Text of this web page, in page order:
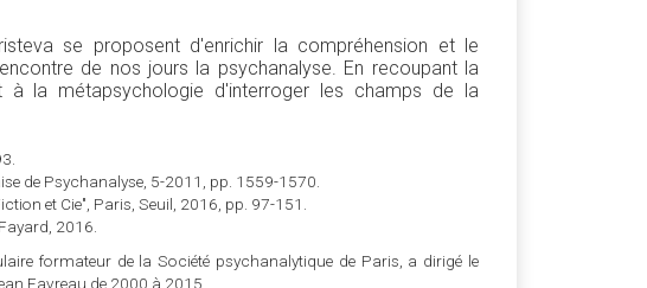
se proposent d'enrichir la compréhension et le
de nos jours la psychanalyse. En recoupant la
à la métapsychologie d'interroger les champs de la
de Psychanalyse, 5-2011, pp. 1559-1570.
et Cie", Paris, Seuil, 2016, pp. 97-151.
2016.
formateur de la Société psychanalytique de Paris, a dirigé le
Favreau de 2000 à 2015.